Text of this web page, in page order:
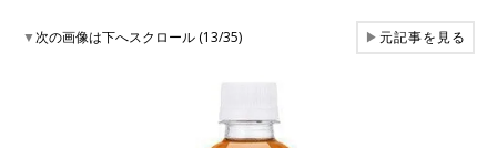
▼次の画像は下へスクロール (13/35) ▶元記事を見る